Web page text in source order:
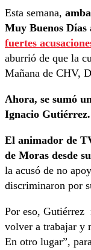
Esta semana,
Muy Buenos Días
fuertes
aburrió de que la
Mañana de CHV,
Ahora, se sumó
Ignacio Gutiérrez.
El animador de
de Moras desde
la acusó de no
discriminaron por
Por eso, Gutiérrez
volver a trabajar y
En otro lugar”,